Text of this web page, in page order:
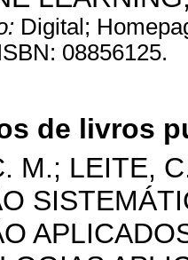
Digital;
08856125.
de livros
M.; LEITE,